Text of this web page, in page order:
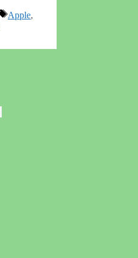
Tag
Apple,